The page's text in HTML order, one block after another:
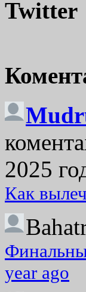
Twitter
2025
Как
year ago